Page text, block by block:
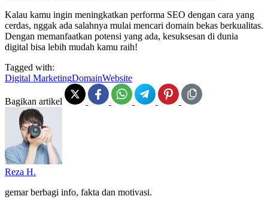
Kalau kamu ingin meningkatkan performa SEO dengan cara yang
cerdas, nggak ada salahnya mulai mencari domain bekas berkualitas.
Dengan memanfaatkan potensi yang ada, kesuksesan di dunia
digital bisa lebih mudah kamu raih!
Tagged with:
Digital MarketingDomainWebsite
Bagikan artikel
Reza H.
gemar berbagi info, fakta dan motivasi.